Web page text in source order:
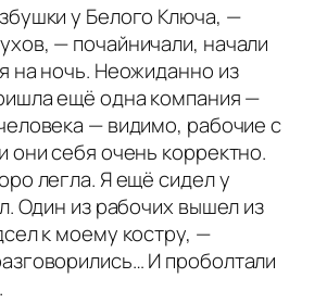
у Белого Ключа, —
—почайничали, начали
на ночь. Неожиданно из
ещё одна компания —
— видимо, рабочие с
они себя очень корректно.
легла. Я ещё сидел у
Один из рабочих вышел из
к моему костру, —
И проболтали